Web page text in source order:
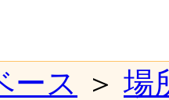
ース ＞ 場